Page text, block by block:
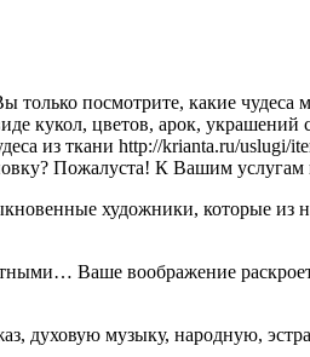
посмотрите, какие чудеса
кукол, цветов, арок, украшений
из ткани http://krianta.ru/
Пожалуста! К Вашим услугам
художники, которые из
Ваше воображение
музыку, народную,